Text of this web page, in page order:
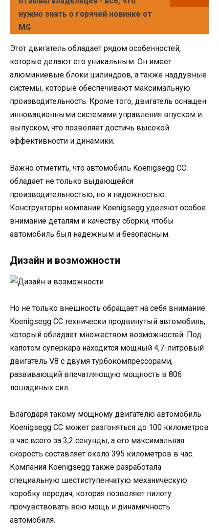
нужно знать о горячей новинке от
MG
Этот двигатель обладает рядом особенностей,
которые делают его уникальным. Он имеет
алюминиевые блоки цилиндров, а также наддувные
системы, которые обеспечивают максимальную
производительность. Кроме того, двигатель оснащен
инновационными системами управления впуском и
выпуском, что позволяет достичь высокой
эффективности и динамики.
Важно отметить, что автомобиль Koenigsegg CC
обладает не только выдающейся
производительностью, но и надежностью.
Конструкторы компании Koenigsegg уделяют особое
внимание деталям и качеству сборки, чтобы
автомобиль был надежным и безопасным.
Дизайн и возможности
Но не только внешность обращает на себя внимание.
Koenigsegg CC технически продвинутый автомобиль,
который обладает множеством возможностей. Под
капотом суперкара находится мощный 4,7-литровый
двигатель V8 с двумя турбокомпрессорами,
развивающий впечатляющую мощность в 806
лошадиных сил.
Благодаря такому мощному двигателю автомобиль
Koenigsegg CC может разгоняться до 100 километров
в час всего за 3,2 секунды, а его максимальная
скорость составляет около 395 километров в час.
Компания Koenigsegg также разработала
специальную шестиступенчатую механическую
коробку передач, которая позволяет пилоту
прочувствовать всю мощь и динамичность
автомобиля.